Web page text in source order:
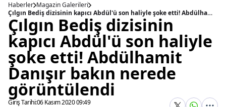
Haberler Magazin Galerileri
Çılgın Bediş dizisinin kapıcı Abdül'ü son haliyle şoke etti! Abdülhamit Danışır bakın nerede görüntülendi
Çılgın Bediş dizisinin
kapıcı Abdül'ü son haliyle
şoke etti! Abdülhamit
Danışır bakın nerede
görüntülendi
Giriş Tarihi:06 Kasım 2020 09:49